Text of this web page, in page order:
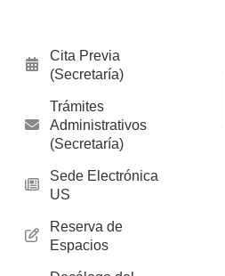
Cita Previa
(Secretaría)
Trámites
Administrativos
(Secretaría)
Sede Electrónica
US
Reserva de
Espacios